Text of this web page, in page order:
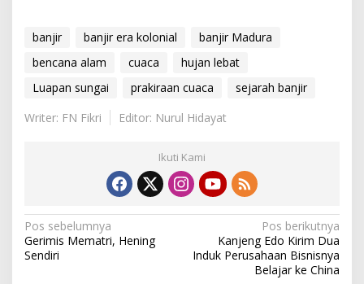
banjir banjir era kolonial
banjir Madura
bencana alam
cuaca
hujan lebat
Luapan sungai
prakiraan cuaca
sejarah banjir
Writer: FN Fikri
Editor: Nurul Hidayat
Ikuti Kami
N
a
Pos sebelumnya
Gerimis Mematri, Hening
Sendiri
Pos berikutnya
Kanjeng Edo Kirim Dua
Induk Perusahaan Bisnisnya
Belajar ke China